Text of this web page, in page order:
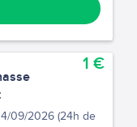
09/2026 (24h de
1 €